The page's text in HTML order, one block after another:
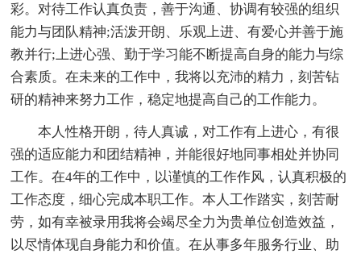
彩。对待工作认真负责，善于沟通、协调有较强的组织
能力与团队精神;活泼开朗、乐观上进、有爱心并善于施
教并行;上进心强、勤于学习能不断提高自身的能力与综
合素质。在未来的工作中，我将以充沛的精力，刻苦钻
研的精神来努力工作，稳定地提高自己的工作能力。
本人性格开朗，待人真诚，对工作有上进心，有很
强的适应能力和团结精神，并能很好地同事相处并协同
工作。在4年的工作中，以谨慎的工作作风，认真积极的
工作态度，细心完成本职工作。本人工作踏实，刻苦耐
劳，如有幸被录用我将会竭尽全力为贵单位创造效益，
以尽情体现自身能力和价值。在从事多年服务行业、助